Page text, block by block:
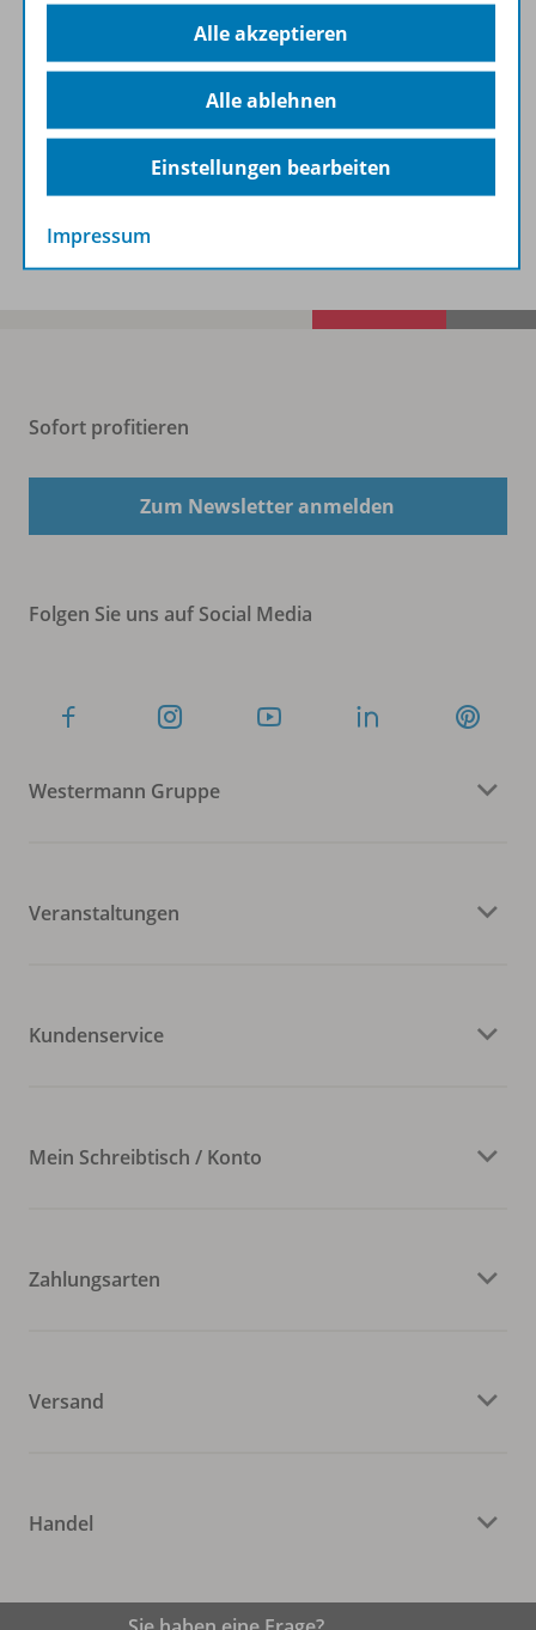
Lizenzbedingungen
Zugehörige Produkte
Benachrichtigungs-Service
Sofort profitieren
Zum Newsletter anmelden
Folgen Sie uns auf Social Media
Westermann Gruppe
Veranstaltungen
Kundenservice
Mein Schreibtisch / Konto
Zahlungsarten
Versand
Handel
Alle akzeptieren
Alle ablehnen
Einstellungen bearbeiten
Impressum